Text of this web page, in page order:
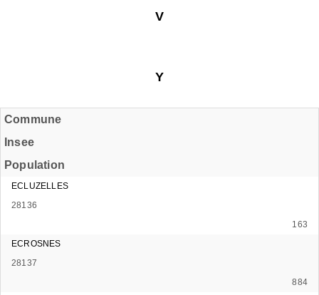
V
Y
Commune
Insee
Population
ECLUZELLES
28136
163
ECROSNES
28137
884